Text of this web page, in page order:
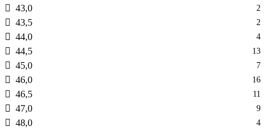
43,0 2
43,5 2
44,0 4
44,5 13
45,0 7
46,0 16
46,5 11
47,0 9
48,0 4